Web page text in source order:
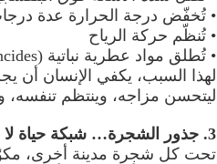
• تُخفّض درجة الحرارة عدة
• تُنظّم حركة الرياح
• تُطلق مواد عطرية نباتية (Phytoncides) تُخفّض التوتر
لهذا السبب، يكفي الإنسان
ليتحسن مزاجه، وينتظم تنفسه،
3. جذور الشجرة… شبكة حياة لا نراها
تحت كل شجرة مدينة أخرى،